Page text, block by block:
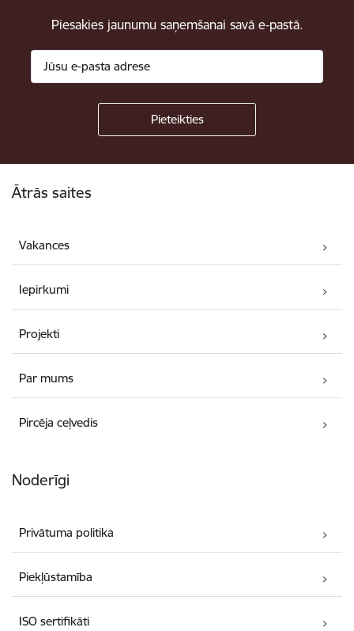
Piesakies jaunumu saņemšanai savā e-pastā.
Ātrās saites
Vakances
Iepirkumi
Projekti
Par mums
Pircēja ceļvedis
Noderīgi
Privātuma politika
Piekļūstamība
ISO sertifikāti